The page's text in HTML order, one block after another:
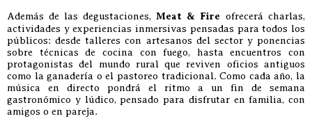
Además de las degustaciones, Meat & Fire ofrecerá charlas,
actividades y experiencias inmersivas pensadas para todos los
públicos: desde talleres con artesanos del sector y ponencias
sobre técnicas de cocina con fuego, hasta encuentros con
protagonistas del mundo rural que reviven oficios antiguos
como la ganadería o el pastoreo tradicional. Como cada año, la
música en directo pondrá el ritmo a un fin de semana
gastronómico y lúdico, pensado para disfrutar en familia, con
amigos o en pareja.